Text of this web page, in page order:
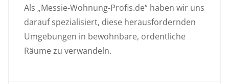
Als „Messie-Wohnung-Profis.de“ haben wir uns
darauf spezialisiert, diese herausfordernden
Umgebungen in bewohnbare, ordentliche
Räume zu verwandeln.